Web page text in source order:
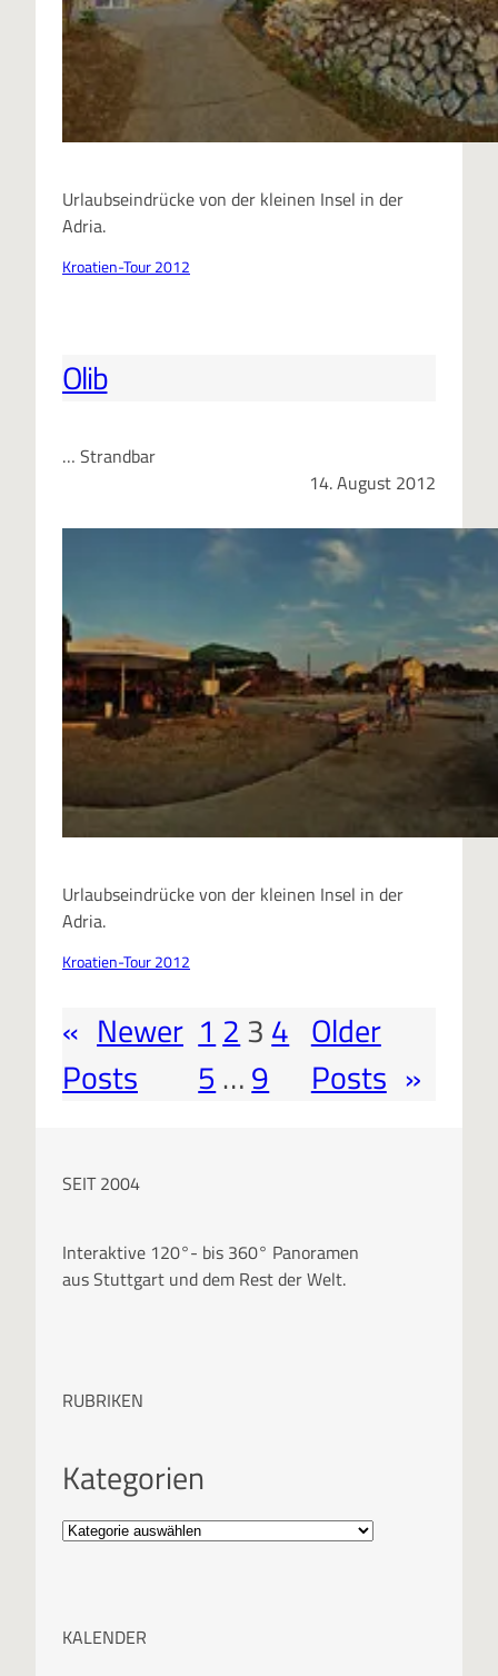
Urlaubseindrücke von der kleinen Insel in der
Adria.
Kroatien-Tour 2012
Olib
… Strandbar
14. August 2012
Urlaubseindrücke von der kleinen Insel in der
Adria.
Kroatien-Tour 2012
« Newer
Posts
1 2 3 4
5 …9
Older
Posts »
SEIT 2004
Interaktive 120°- bis 360° Panoramen
aus Stuttgart und dem Rest der Welt.
RUBRIKEN
Kategorien
KALENDER